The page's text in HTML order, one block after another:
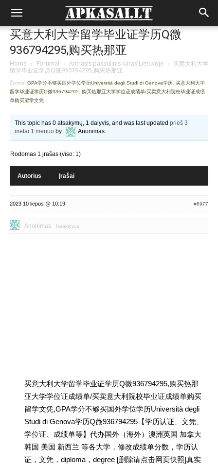
买意大利大学留学毕业证学历Q微
936794295,购买热那亚
Home › Forumai › Antrasis pasaulinis karas Lietuvoje › 买意大利大学
留学毕业证学历Q微936794295,购买热那亚
Žymos: GPA学分不够买国外学位学历Università degli Studi di Genova学历 买意大利大学
留学毕业证学历Q微936794295
购买热那亚大学学位证成绩单/买卖意大利院校毕业证成绩
单购买留学文凭
This topic has 0 atsakymų, 1 dalyvis, and was last updatedprieš 3
metai 1 mėnuo by Anonimas.
Rodomas 1 įrašas (viso: 1)
Autorius Įrašai
2023 10 liepos @ 10:19 #8977
Anonimas Neaktyvus
买意大利大学留学毕业证学历Q微936794295,购买热那
亚大学学位证成绩单/买卖意大利院校毕业证成绩单购买
留学文凭,GPA学分不够买国外学位学历Università degli
Studi di Genova学历Q薇936794295【学历认证、文凭、
学位证、成绩单等】代办国外（海外）澳洲英国 加拿大
韩国 美国 新西兰 等各大学，修改成绩单分数，学历认
证，文凭，diploma，degree [删除请点击网页快照]真实